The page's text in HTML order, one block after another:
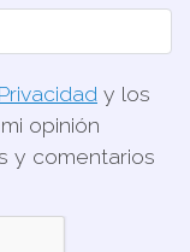
y los
opinión
y comentarios